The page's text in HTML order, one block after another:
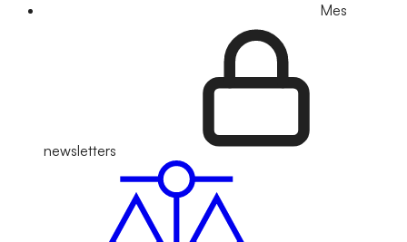
Mes
newsletters